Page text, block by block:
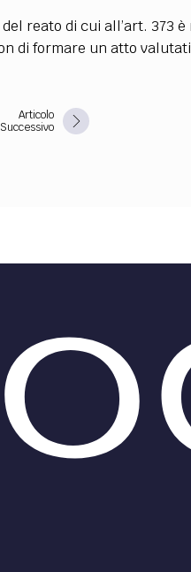
reato di cui all’art. 373
di formare un atto
Articolo
Successivo